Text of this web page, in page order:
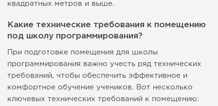
квадратных метров и выше.
Какие технические требования к помещению
под школу программирования?
При подготовке помещения для школы
программирования важно учесть ряд технических
требований, чтобы обеспечить эффективное и
комфортное обучение учеников. Вот несколько
ключевых технических требований к помещению: